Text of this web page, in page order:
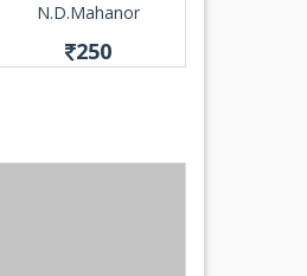
N.D.Mahanor
250